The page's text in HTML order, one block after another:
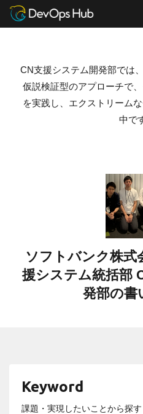
DevOps Hub
ブログ
ソフトバンク株式会社 IT本部 業務支援システ
ソフトバンク株式
援システム統括部
発部の書
CN支援システム開発部では
仮説検証型のアプローチで、
を実践し、 エクストリーム
中で
Keyword
課題・実現したいことから探す